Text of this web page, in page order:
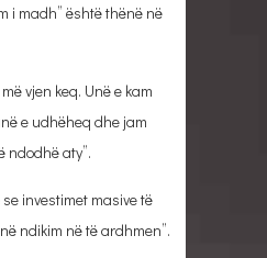
i madh” është thënë në
vjen keq. Unë e kam
e udhëheq dhe jam
ndodhë aty”.
investimet masive të
ndikim në të ardhmen”.